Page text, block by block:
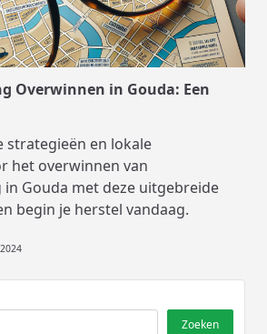
Overwinnen in Gouda: Een
strategieën en lokale
het overwinnen van
Gouda met deze uitgebreide
begin je herstel vandaag.
Zoeken